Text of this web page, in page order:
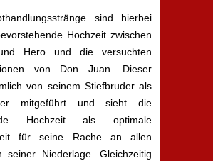
sind hierbei
Hochzeit zwischen
Hero und die versuchten
von Don Juan. Dieser
von seinem Stiefbruder als
mitgeführt und sieht die
Hochzeit als optimale
für seine Rache an allen
seiner Niederlage. Gleichzeitig